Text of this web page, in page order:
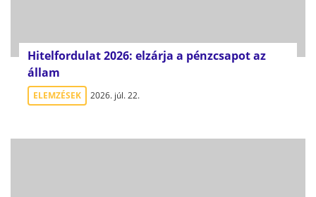
Hitelfordulat 2026: elzárja a pénzcsapot az
állam
ELEMZÉSEK 2026. júl. 22.